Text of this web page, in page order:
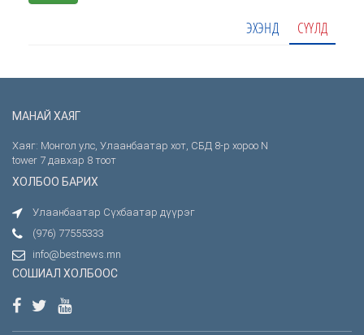
ЭХЭНД СҮҮЛД
МАНАЙ ХАЯГ
Хаяг: Монгол улс, Улаанбаатар хот, СБД 8-р хороо N
tower 7 давхар 8 тоот
ХОЛБОО БАРИХ
Улаанбаатар Сүхбаатар дүүрэг
(976) 77555333
info@bestnews.mn
СОШИАЛ ХОЛБООС